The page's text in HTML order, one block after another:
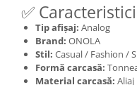
✅
Tip afișaj: Analog
Brand: ONOLA
Stil: Casual / Fashion /
Formă carcasă:
Material carcasă: Aliaj